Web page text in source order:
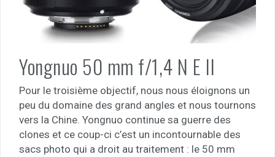
Yongnuo 50 mm f/1,4 N E II
Pour le troisième objectif, nous nous éloignons un
peu du domaine des grand angles et nous tournons
vers la Chine. Yongnuo continue sa guerre des
clones et ce coup-ci c’est un incontournable des
sacs photo qui a droit au traitement : le 50 mm